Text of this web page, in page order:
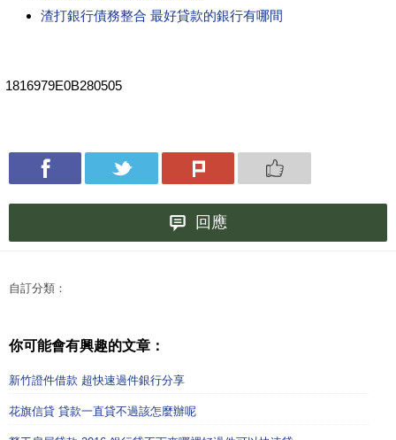
渣打銀行債務整合 最好貸款的銀行有哪間
1816979E0B280505
回應
自訂分類：
你可能會有興趣的文章：
新竹證件借款 超快速過件銀行分享
花旗信貸 貸款一直貸不過該怎麼辦呢